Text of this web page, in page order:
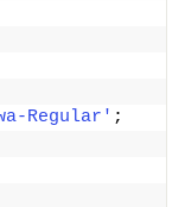
Regular' ;